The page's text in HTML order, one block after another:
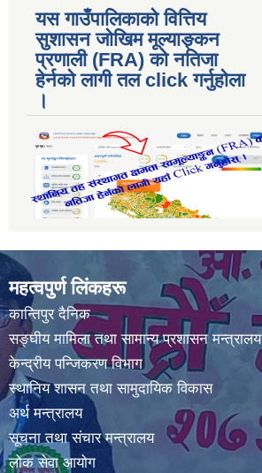
यस गाउँपालिकाकाे वित्तिय
सुशासन जोखिम मूल्याङ्कन
प्रणाली (FRA) काे नतिजा
हेर्नकाे लागी तल click गर्नुहाेला
।
महत्वपुर्ण लिंकहरू
कान्तिपुर दैनिक
सङ्घीय मामिला तथा सामान्य प्रशासन मन्त्रालय
केन्द्रीय पन्जिकरण विभाग
स्थानिय शासन तथा सामुदायिक विकास
अर्थ मन्त्रालय
सूचना तथा संचार मन्त्रालय
लोक सेवा आयोग